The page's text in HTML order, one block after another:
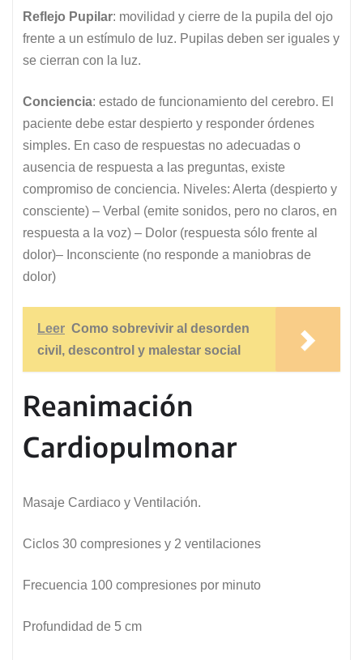
Reflejo Pupilar: movilidad y cierre de la pupila del ojo
frente a un estímulo de luz. Pupilas deben ser iguales y
se cierran con la luz.
Conciencia: estado de funcionamiento del cerebro. El
paciente debe estar despierto y responder órdenes
simples. En caso de respuestas no adecuadas o
ausencia de respuesta a las preguntas, existe
compromiso de conciencia. Niveles: Alerta (despierto y
consciente) – Verbal (emite sonidos, pero no claros, en
respuesta a la voz) – Dolor (respuesta sólo frente al
dolor)– Inconsciente (no responde a maniobras de
dolor)
Leer Como sobrevivir al desorden
civil, descontrol y malestar social
Reanimación
Cardiopulmonar
Masaje Cardiaco y Ventilación.
Ciclos 30 compresiones y 2 ventilaciones
Frecuencia 100 compresiones por minuto
Profundidad de 5 cm